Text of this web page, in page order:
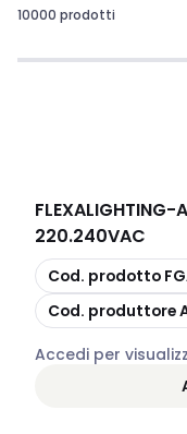
10000 prodotti
FLEXALIGHTING-
220.240VAC
copia
Cod. prodotto
copia
Cod. produttore
Accedi per